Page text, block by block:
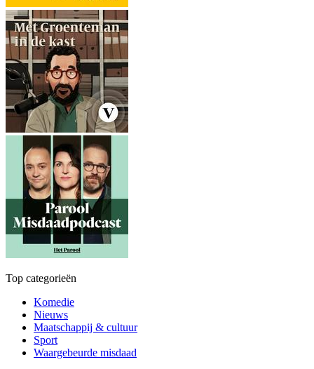
Top categorieën
Komedie
Nieuws
Maatschappij & cultuur
Sport
Waargebeurde misdaad